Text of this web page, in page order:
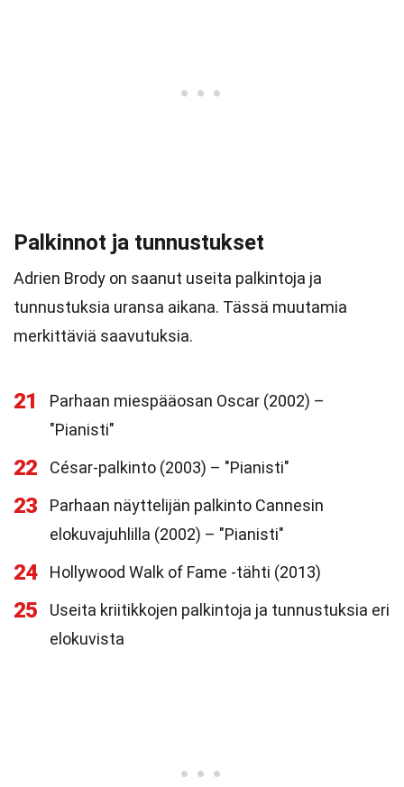
Palkinnot ja tunnustukset
Adrien Brody on saanut useita palkintoja ja
tunnustuksia uransa aikana. Tässä muutamia
merkittäviä saavutuksia.
21
Parhaan miespääosan Oscar (2002) –
"Pianisti"
22 César-palkinto (2003) – "Pianisti"
23
Parhaan näyttelijän palkinto Cannesin
elokuvajuhlilla (2002) – "Pianisti"
24 Hollywood Walk of Fame -tähti (2013)
25
Useita kriitikkojen palkintoja ja tunnustuksia eri
elokuvista